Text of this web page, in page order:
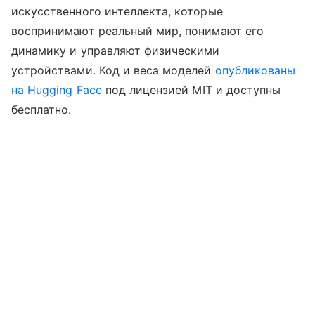
искусственного интеллекта, которые
воспринимают реальный мир, понимают его
динамику и управляют физическими
устройствами. Код и веса моделей опубликованы
на Hugging Faceпод лицензией MIT и доступны
бесплатно.